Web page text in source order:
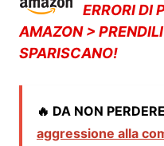
ERRORI DI
AMAZON >
SPARISCANO!
🔥 DA NON
aggressione alla